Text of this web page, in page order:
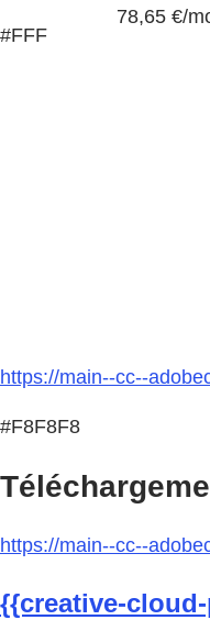
#FFF
78,65 €/
https://main--cc--
#F8F8F8
https://main--cc--
{{creative-